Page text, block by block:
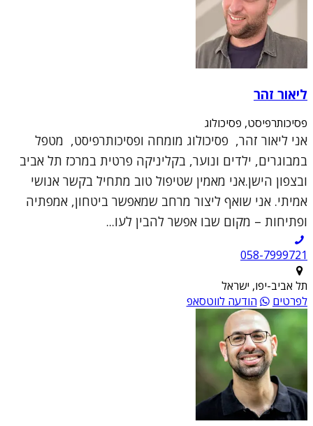
ליאור זהר
פסיכותרפיסט, פסיכולוג
אני ליאור זהר, פסיכולוג מומחה ופסיכותרפיסט, מטפל
במבוגרים, ילדים ונוער, בקליניקה פרטית במרכז תל אביב
ובצפון הישן.אני מאמין שטיפול טוב מתחיל בקשר אנושי
אמיתי. אני שואף ליצור מרחב שמאפשר ביטחון, אמפתיה
ופתיחות – מקום שבו אפשר להבין לעו...
תל אביב-יפו, ישראל
לפרטים
הודעה לווטסאפ